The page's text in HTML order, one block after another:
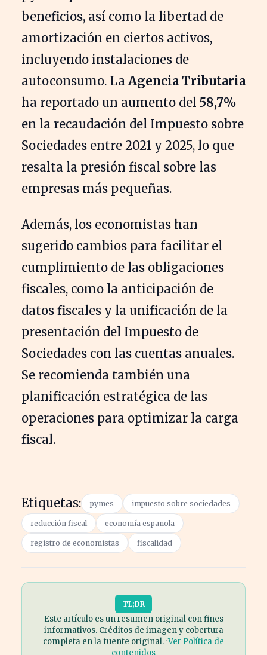
beneficios, así como la libertad de
amortización en ciertos activos,
incluyendo instalaciones de
autoconsumo. La Agencia Tributaria
ha reportado un aumento del 58,7%
en la recaudación del Impuesto sobre
Sociedades entre 2021 y 2025, lo que
resalta la presión fiscal sobre las
empresas más pequeñas.
Además, los economistas han
sugerido cambios para facilitar el
cumplimiento de las obligaciones
fiscales, como la anticipación de
datos fiscales y la unificación de la
presentación del Impuesto de
Sociedades con las cuentas anuales.
Se recomienda también una
planificación estratégica de las
operaciones para optimizar la carga
fiscal.
Etiquetas: pymes impuesto sobre sociedades
reducción fiscal economía española
registro de economistas fiscalidad
TL;DR
Este artículo es un resumen original con fines
informativos. Créditos de imagen y cobertura
completa en la fuente original. ·Ver Política de
contenidos